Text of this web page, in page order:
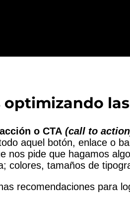
optimizando
o CTA (call to
aquel botón, enlace o
nos pide que hagamos
colores, tamaños de
recomendaciones para